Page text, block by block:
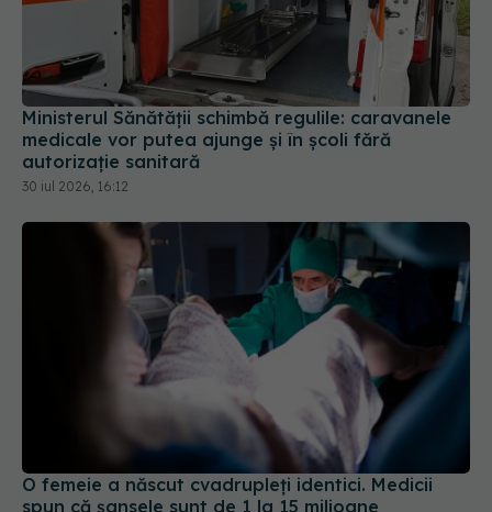
Ministerul Sănătății schimbă regulile: caravanele
medicale vor putea ajunge și în școli fără
autorizație sanitară
30 iul 2026, 16:12
O femeie a născut cvadrupleți identici. Medicii
spun că șansele sunt de 1 la 15 milioane